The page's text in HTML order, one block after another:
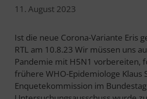
11. August 2023
Ist die neue Corona-Variante Eris
RTL am 10.8.23 Wir müssen uns
Pandemie mit H5N1 vorbereiten,
frühere WHO-Epidemiologe Klaus
Enquetekommission im